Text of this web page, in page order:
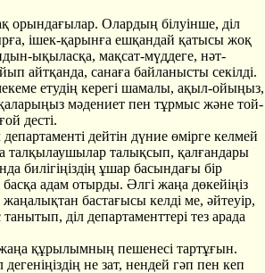
орындағылар. Олардың білуінше, діл
ішек-қарынға ешқандай қатысы жоқ
ықыласқа, мақсат-мүддеге, нәт-
айтқанда, санаға байланысты секілді.
етудің керегі шамалы, ақыл-ойыңыз,
мәдениет пен тұрмыс және той-
десті.
дейтін дүние өмірге келмей
талқылаушылар талықсып, қалғандары
билігіңіздің ұшар басындағы бір
адам отырды. Әлгі жаңа дөкейіңіз
бастағысы келді ме, әйтеуір,
діл департаменттері тез арада
құрылымның пешенесі тартұғын.
не зат, нендей гәп пен кеп